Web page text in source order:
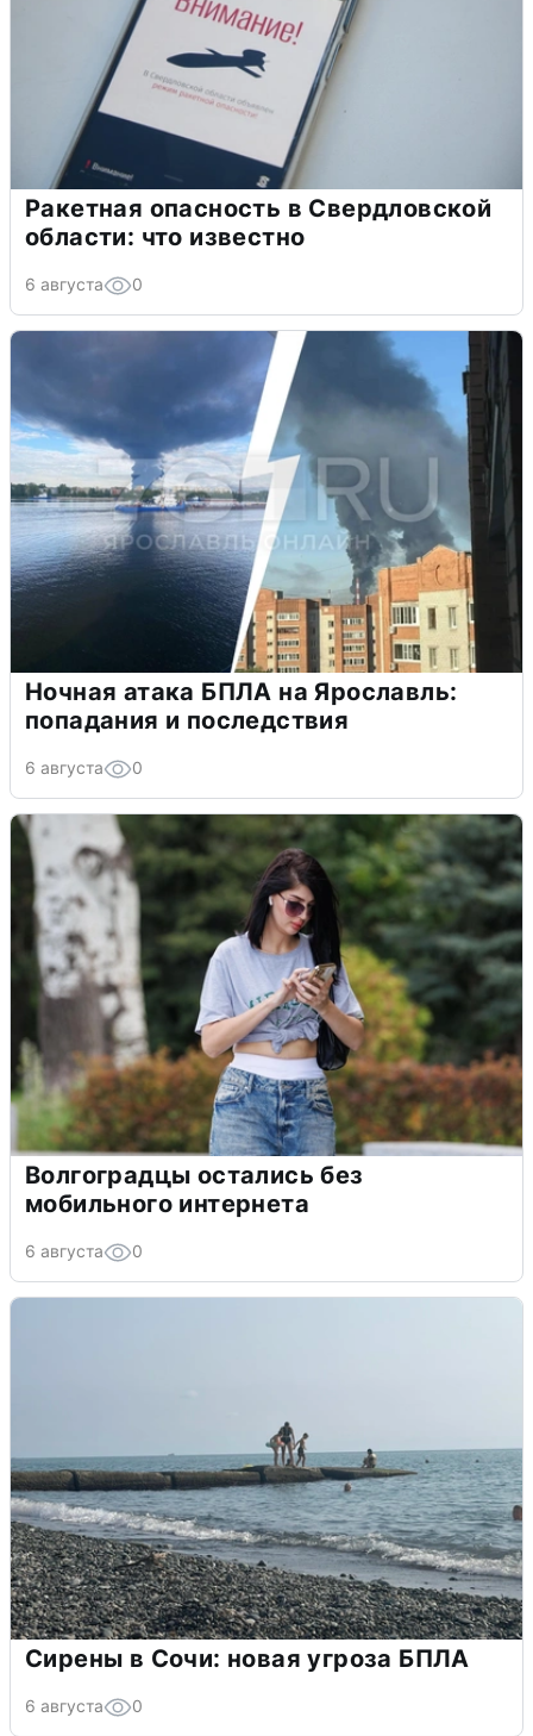
Ракетная опасность в Свердловской
области: что известно
6 августа 0
Ночная атака БПЛА на Ярославль:
попадания и последствия
6 августа 0
Волгоградцы остались без
мобильного интернета
6 августа 0
Сирены в Сочи: новая угроза БПЛА
6 августа 0